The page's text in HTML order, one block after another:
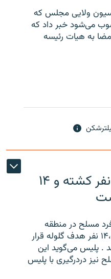
ولایی مجلس که
می‌شود خبر داد که
استیضاح وزیر اقتصاد با ۹۰ امضا به هیات رئیسه
تیراندازی در تورنتو یک نفر کشته و ۱۴
مسلح در منطقه
مرکزی تورنتو ،‌بزرگترین شهر کانادا،۱۴ نفر هدف گلوله قرار
. پلیس می‌گوید این
نیز دردرگیری با پلیس